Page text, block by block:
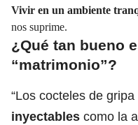
Vivir en un ambiente
nos suprime.
¿Qué tan bueno
“matrimonio”?
“Los cocteles de
inyectables como la